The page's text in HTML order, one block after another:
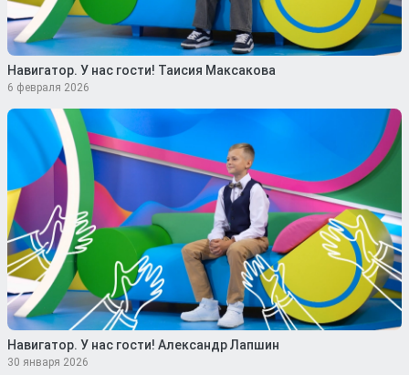
Навигатор. У нас гости! Таисия Максакова
6 февраля 2026
Навигатор. У нас гости! Александр Лапшин
30 января 2026